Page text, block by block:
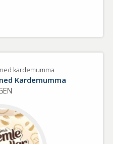
kardemumma
Kardemumma